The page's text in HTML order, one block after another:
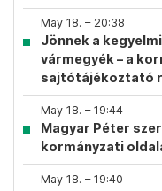
May 18. – 20:38
Jönnek a
vármegyék – a
sajtótájékoztató
May 18. – 19:44
Magyar Péter
kormányzati
May 18. – 19:40